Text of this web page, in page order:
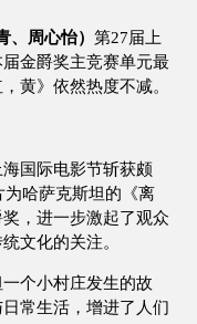
周心怡） 第27届上
金爵奖主竞赛单元最
黄》依然热度不减。
国际电影节斩获颇
哈萨克斯坦的《离
，进一步激起了观众
文化的关注。
个小村庄发生的故
常生活，增进了人们